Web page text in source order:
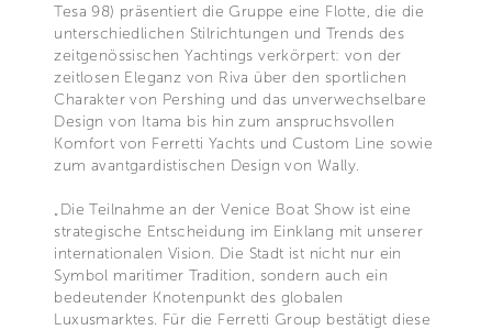
Tesa 98) präsentiert die Gruppe eine Flotte, die die
unterschiedlichen Stilrichtungen und Trends des
zeitgenössischen Yachtings verkörpert: von der
zeitlosen Eleganz von Riva über den sportlichen
Charakter von Pershing und das unverwechselbare
Design von Itama bis hin zum anspruchsvollen
Komfort von Ferretti Yachts und Custom Line sowie
zum avantgardistischen Design von Wally.
„Die Teilnahme an der Venice Boat Show ist eine
strategische Entscheidung im Einklang mit unserer
internationalen Vision. Die Stadt ist nicht nur ein
Symbol maritimer Tradition, sondern auch ein
bedeutender Knotenpunkt des globalen
Luxusmarktes. Für die Ferretti Group bestätigt diese